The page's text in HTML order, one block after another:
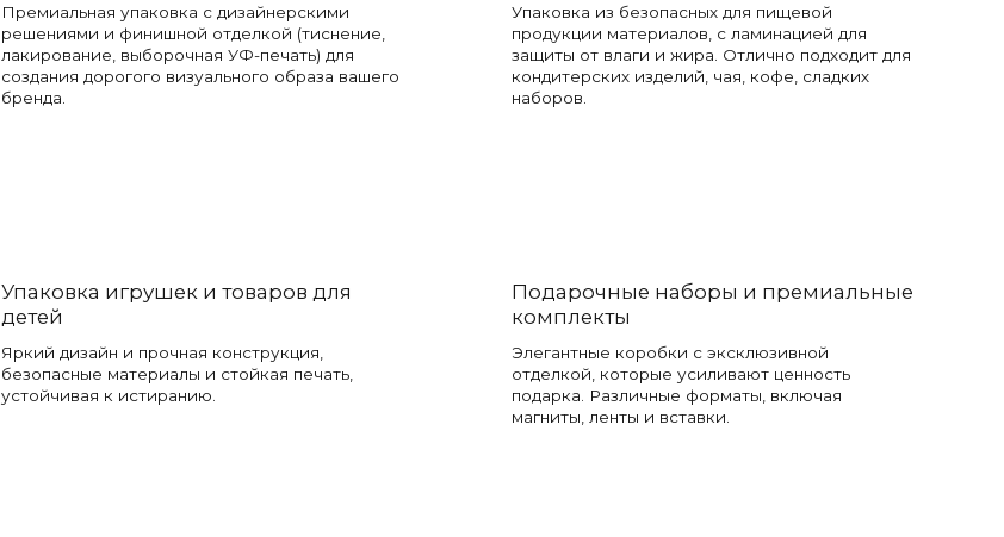
Премиальная упаковка с дизайнерскими
решениями и финишной отделкой (тиснение,
лакирование, выборочная УФ-печать) для
создания дорогого визуального образа вашего
бренда.
Упаковка из безопасных для пищевой
продукции материалов, с ламинацией для
защиты от влаги и жира. Отлично подходит для
кондитерских изделий, чая, кофе, сладких
наборов.
Упаковка игрушек и товаров для
детей
Яркий дизайн и прочная конструкция,
безопасные материалы и стойкая печать,
устойчивая к истиранию.
Подарочные наборы и премиальные
комплекты
Элегантные коробки с эксклюзивной
отделкой, которые усиливают ценность
подарка. Различные форматы, включая
магниты, ленты и вставки.